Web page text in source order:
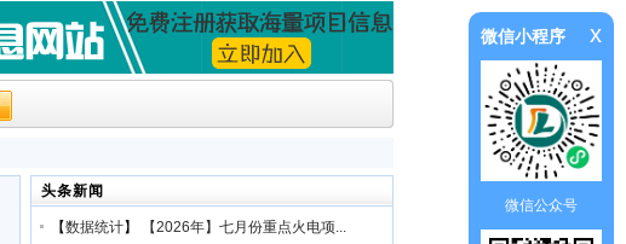
头条新闻
【数据统计】
【2026年】七月份重点火电项...
微信小程序 x
微信公众号